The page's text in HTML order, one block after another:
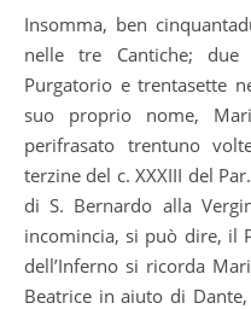
Insomma, ben
nelle tre Cantiche; due
Purgatorio e trentasette
suo proprio nome,
perifrasato trentuno
terzine del c. XXXIII del
di S. Bernardo alla
incomincia, si può dire, il
dell’Inferno si ricorda
Beatrice in aiuto di